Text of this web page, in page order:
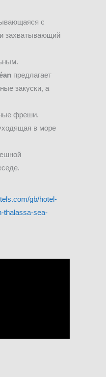
с
захватывающий
предлагает
закуски, а
фреши.
в море
gb/hotel-
thalassa-sea-